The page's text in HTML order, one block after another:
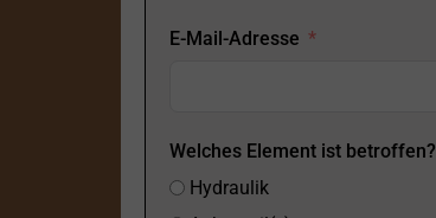
E-Mail-Adresse
Welches Element ist betroffen?
Hydraulik